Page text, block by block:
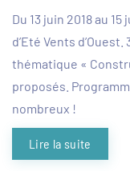
Du 13 juin 2018 au
d’Eté Vents
thématique «
proposés.
nombreux !
Lire la suite